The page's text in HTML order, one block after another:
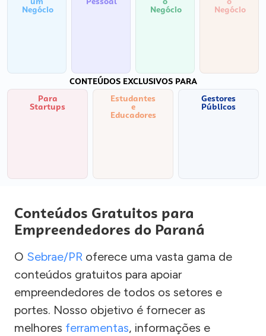
Negócio Negócio Negócio
CONTEÚDOS EXCLUSIVOS PARA
Para
Startups
Estudantes
e
Educadores
Gestores
Públicos
Conteúdos Gratuitos para
Empreendedores do Paraná
O Sebrae/PR oferece uma vasta gama de
conteúdos gratuitos para apoiar
empreendedores de todos os setores e
portes. Nosso objetivo é fornecer as
melhores ferramentas, informações e